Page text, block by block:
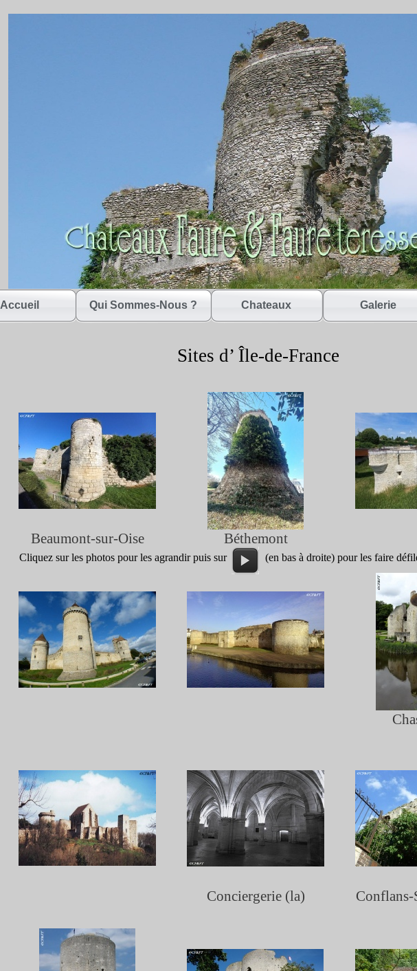
Accueil Qui Sommes-Nous ? Chateaux Galerie
Sites d’ Île-de-France
Cliquez sur les photos pour les agrandir puis sur (en bas à droite) pour les faire
Béthemont
Beaumont-sur-Oise
Conciergerie (la) Conflans-